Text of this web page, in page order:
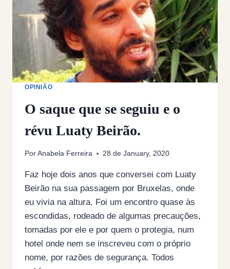
OPINIÃO
O saque que se seguiu e o
révu Luaty Beirão.
Por Anabela Ferreira 28 de January, 2020
Faz hoje dois anos que conversei com Luaty
Beirão na sua passagem por Bruxelas, onde
eu vivia na altura. Foi um encontro quase às
escondidas, rodeado de algumas precauções,
tomadas por ele e por quem o protegia, num
hotel onde nem se inscreveu com o próprio
nome, por razões de segurança. Todos